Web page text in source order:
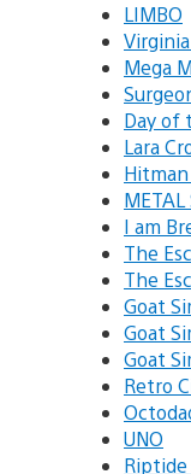
LIMBO
Mega
Day of
Lara
METAL
I am
The
The
Goat
Goat
Goat
Retro
UNO
Riptide